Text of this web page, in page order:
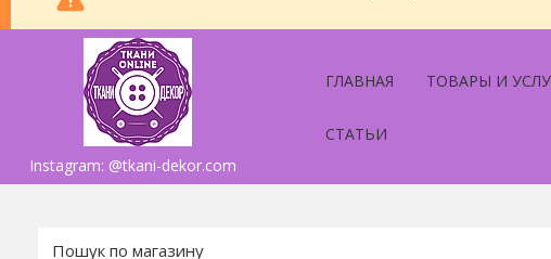
Instagram: @tkani-dekor.com
ГЛАВНАЯ ТОВАРЫ И
СТАТЬИ